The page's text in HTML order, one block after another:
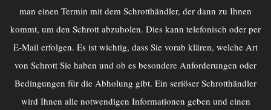
man einen Termin mit dem Schrotthändler, der dann zu Ihnen
kommt, um den Schrott abzuholen. Dies kann telefonisch oder per
E-Mail erfolgen. Es ist wichtig, dass Sie vorab klären, welche Art
von Schrott Sie haben und ob es besondere Anforderungen oder
Bedingungen für die Abholung gibt. Ein seriöser Schrotthändler
wird Ihnen alle notwendigen Informationen geben und einen